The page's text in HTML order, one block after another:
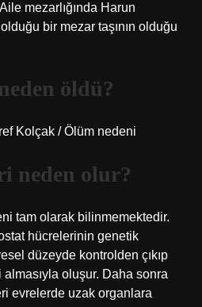
mezarlığında Harun
olduğu bir mezar taşının olduğu
öldü?
Kolçak / Ölüm nedeni
neden olur?
tam olarak bilinmemektedir.
hücrelerinin genetik
düzeyde kontrolden çıkıp
oluşur. Daha sonra
evrelerde uzak organlara